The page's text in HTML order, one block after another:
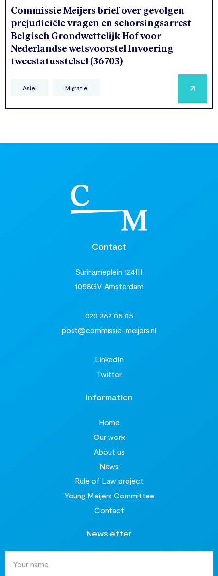
Commissie Meijers brief over gevolgen
prejudiciële vragen en schorsingsarrest
Belgisch Grondwettelijk Hof voor
Nederlandse wetsvoorstel Invoering
tweestatusstelsel (36703)
Asiel Migratie
Contact
Surinameplein 124III
1058GV Amsterdam
020 362 05 05
post@commissie-meijers.nl
LinkedIn
Twitter
Information
Home
Our work
About us
News
Rule of Law project
Young Meijers Committee
Contact
Newsletter